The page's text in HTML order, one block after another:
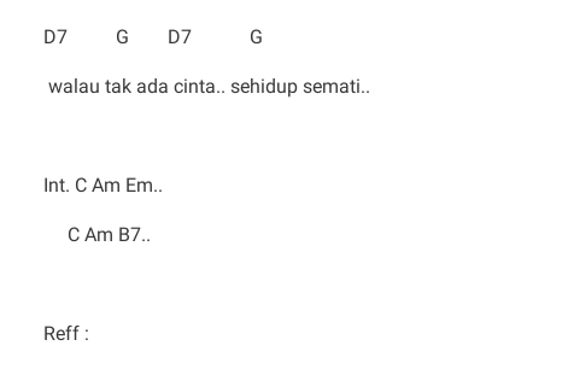
D7 G D7 G
walau tak ada cinta.. sehidup semati..
Int. C Am Em..
C Am B7..
Reff :